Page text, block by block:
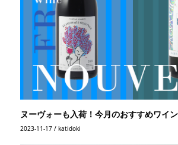
ヌーヴォーも入荷！今月のおすすめワイ
2023-11-17 / katidoki